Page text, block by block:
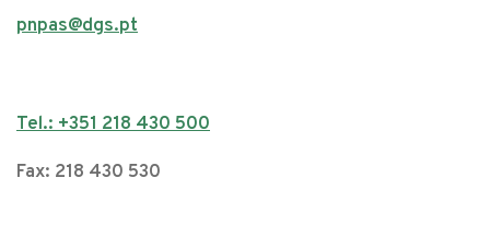
pnpas@dgs.pt
Tel.: +351 218 430 500
Fax: 218 430 530